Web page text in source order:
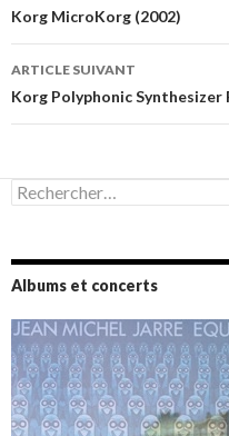
des
articles
Korg MicroKorg (2002)
ARTICLE SUIVANT
Korg Polyphonic Synthesizer
Rechercher :
Albums et concerts